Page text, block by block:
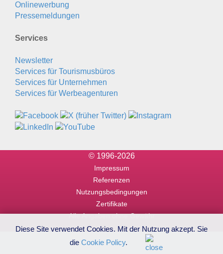
Onlinewerbung
Pressemeldungen
Services
Newsletter
Services für Tourismusbüros
Services für Unternehmen
Services für Werbeagenturen
© 1996-2026
Impressum
Referenzen
Nutzungsbedingungen
Zertifikate
Alle Angaben ohne Gewähr
Diese Site verwendet Cookies. Mit der Nutzung akzept. Sie
die Cookie Policy.